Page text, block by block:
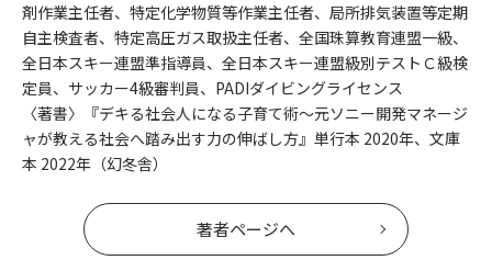
剤作業主任者、特定化学物質等作業主任者、局所排気装置等定期
自主検査者、特定高圧ガス取扱主任者、全国珠算教育連盟一級、
全日本スキー連盟準指導員、全日本スキー連盟級別テストＣ級検
定員、サッカー4級審判員、PADIダイビングライセンス
〈著書〉『デキる社会人になる子育て術～元ソニー開発マネージ
ャが教える社会へ踏み出す力の伸ばし方』単行本 2020年、文庫
本 2022年（幻冬舎）
著者ページへ